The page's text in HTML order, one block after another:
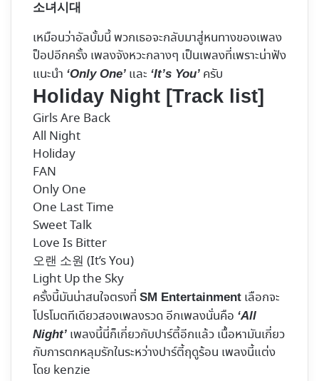
소녀시대
เหมือนว่าอัลบั้มนี้ พวกเธอจะกลับมาสู่หนทางของเพลง
ป็อปอีกครั้ง เพลงจังหวะกลางๆ เป็นเพลงที่เพราะน่าฟัง
แนะนำ ‘Only One’ และ ‘It’s You’ ครับ
Holiday Night [Track list]
Girls Are Back
All Night
Holiday
FAN
Only One
One Last Time
Sweet Talk
Love Is Bitter
오랜 소원 (It’s You)
Light Up the Sky
ครั้งนี้มันน่าสนใจตรงที่ SM Entertainment เลือกจะ
โปรโมตทีเดียวสองเพลงรวด อีกเพลงนั่นคือ ‘All
Night’ เพลงนี้นี่ก็เกี่ยวกับปาร์ตี้อีกแล้ว เนื้อหามันเกี่ยว
กับการตกหลุมรักในระหว่างปาร์ตี้ฤดูร้อน เพลงนี้แต่ง
โดย kenzie